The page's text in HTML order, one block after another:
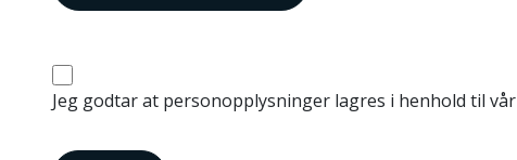
Jeg godtar at personopplysninger lagres i henhold til vår